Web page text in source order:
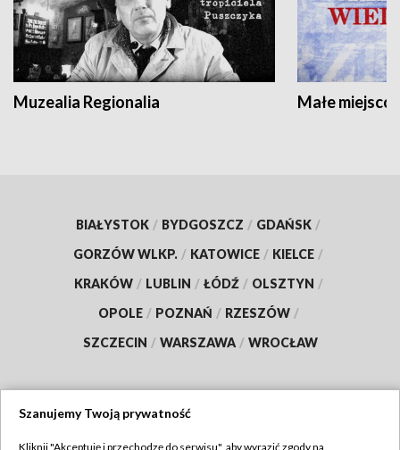
Muzealia Regionalia Małe
BIAŁYSTOK / BYDGOSZCZ / GDAŃSK /
GORZÓW WLKP. / KATOWICE / KIELCE /
KRAKÓW / LUBLIN / ŁÓDŹ / OLSZTYN /
OPOLE / POZNAŃ / RZESZÓW /
SZCZECIN / WARSZAWA / WROCŁAW
Szanujemy Twoją prywatność
Kliknij "Akceptuję i przechodzę do serwisu", aby wyrazić zgody na